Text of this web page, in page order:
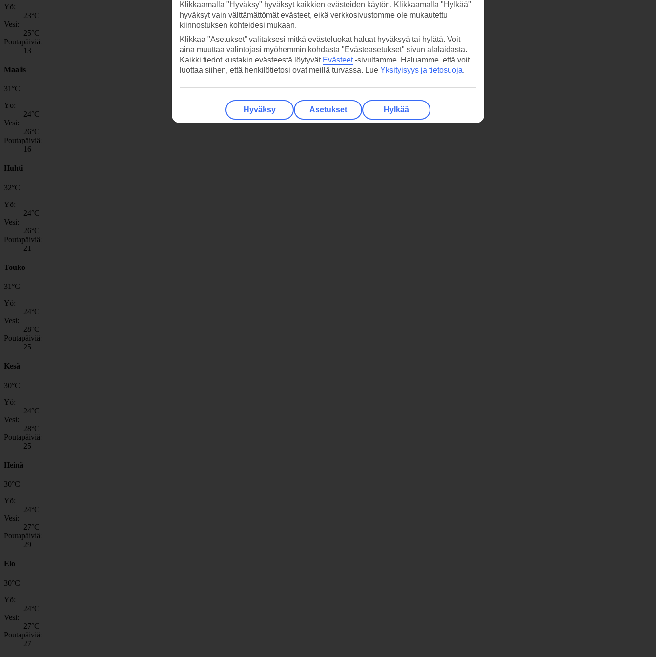
Yö:
23°C
Vesi:
25°C
Poutapäiviä:
13
Maalis
31 °C
Yö:
24°C
Vesi:
26°C
Poutapäiviä:
16
Huhti
32°C
Yö:
24°C
Vesi:
26°C
Poutapäiviä:
21
Touko
31 °C
Yö:
24°C
Vesi:
28°C
Poutapäiviä:
25
Kesä
30°C
Yö:
24°C
Vesi:
28°C
Poutapäiviä:
25
Heinä
30°C
Yö:
24°C
Vesi:
27°C
Poutapäiviä:
29
Elo
30°C
Yö:
24°C
Vesi:
27°C
Poutapäiviä:
27
Klikkaamalla "Hyväksy" hyväksyt kaikkien evästeiden käytön. Klikkaamalla "Hylkää"
hyväksyt vain välttämättömät evästeet, eikä verkkosivustomme ole mukautettu
kiinnostuksen kohteidesi mukaan.
Klikkaa "Asetukset” valitaksesi mitkä evästeluokat haluat hyväksyä tai hylätä. Voit
aina muuttaa valintojasi myöhemmin kohdasta "Evästeasetukset" sivun alalaidasta.
Kaikki tiedot kustakin evästeestä löytyvät Evästeet-sivultamme. Haluamme, että voit
luottaa siihen, että henkilötietosi ovat meillä turvassa. Lue Yksityisyys ja tietosuoja.
Hyväksy Asetukset Hylkää